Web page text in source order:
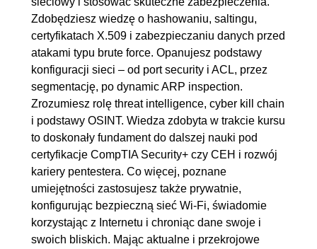
2.10. Co to jest HSM
(Hardware Security Module)?
[20]
00:06:41
2.11. Co to jest TPM i do czego
służy? [21]
2.12. Co to jest i jak działa
certyfikat X.509? [22]
00:04:10
2.13. Podsumowanie
3. Ataki i podatności 02:09:02
3.1. Co to jest podsłuchiwanie
sieci i jak działa snifer? [23]
00:05:45
Zdobędziesz wiedzę o hashowaniu, saltingu,
certyfikatach X.509 i zabezpieczaniu danych przed
atakami typu brute force. Opanujesz podstawy
konfiguracji sieci – od port security i ACL, przez
segmentację, po dynamic ARP inspection.
Zrozumiesz rolę threat intelligence, cyber kill chain
i podstawy OSINT. Wiedza zdobyta w trakcie kursu
to doskonały fundament do dalszej nauki pod
certyfikacje CompTIA Security+ czy CEH i rozwój
kariery pentestera. Co więcej, poznane
umiejętności zastosujesz także prywatnie,
konfigurując bezpieczną sieć Wi-Fi, świadomie
korzystając z Internetu i chroniąc dane swoje i
swoich bliskich. Mając aktualne i przekrojowe